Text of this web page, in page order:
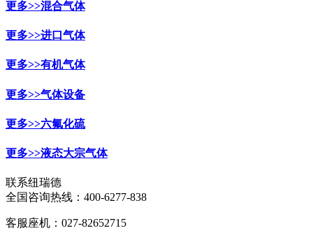
更多>>混合气体
更多>>进口气体
更多>>有机气体
更多>>气体设备
更多>>六氟化硫
更多>>液态大宗气体
联系纽瑞德
全国咨询热线： 400-6277-838
客服座机：027-82652715